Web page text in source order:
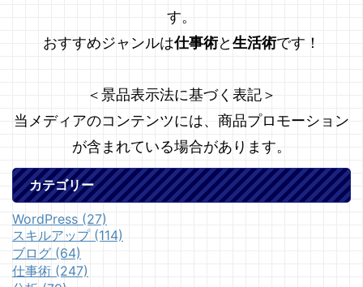
す。
おすすめジャンルは仕事術と生活術です！
＜景品表示法に基づく表記＞
当メディアのコンテンツには、商品プロモーション
が含まれている場合があります。
カテゴリー
WordPress (27)
スキルアップ (114)
ブログ (64)
仕事術 (247)